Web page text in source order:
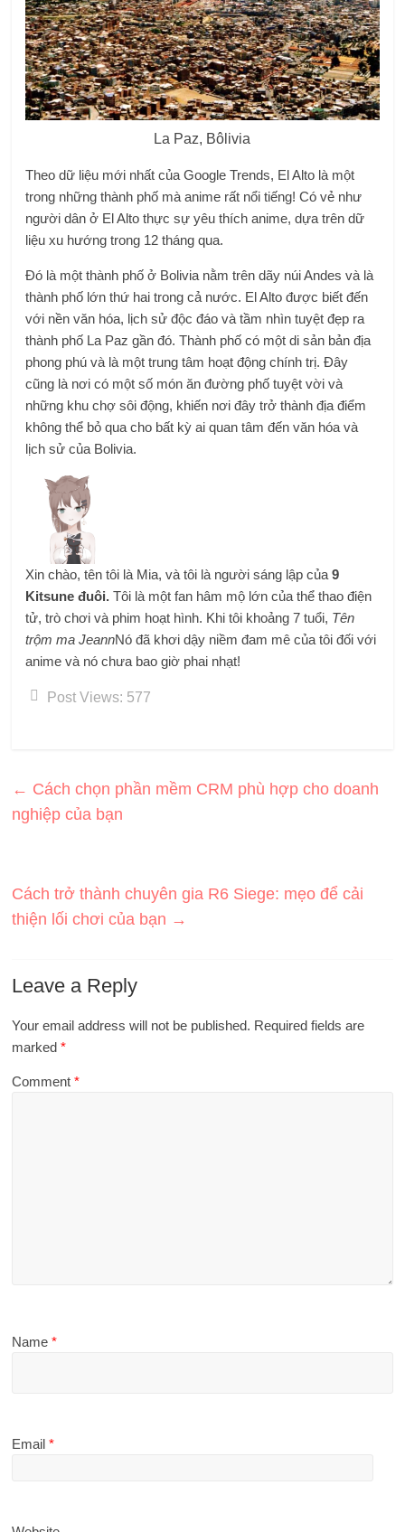
La Paz, Bôlivia
Theo dữ liệu mới nhất của Google Trends, El Alto là một
trong những thành phố mà anime rất nổi tiếng! Có vẻ như
người dân ở El Alto thực sự yêu thích anime, dựa trên dữ
liệu xu hướng trong 12 tháng qua.
Đó là một thành phố ở Bolivia nằm trên dãy núi Andes và là
thành phố lớn thứ hai trong cả nước. El Alto được biết đến
với nền văn hóa, lịch sử độc đáo và tầm nhìn tuyệt đẹp ra
thành phố La Paz gần đó. Thành phố có một di sản bản địa
phong phú và là một trung tâm hoạt động chính trị. Đây
cũng là nơi có một số món ăn đường phố tuyệt vời và
những khu chợ sôi động, khiến nơi đây trở thành địa điểm
không thể bỏ qua cho bất kỳ ai quan tâm đến văn hóa và
lịch sử của Bolivia.
Xin chào, tên tôi là Mia, và tôi là người sáng lập của9
Kitsune đuôi. Tôi là một fan hâm mộ lớn của thể thao điện
tử, trò chơi và phim hoạt hình. Khi tôi khoảng 7 tuổi, Tên
trộm ma JeannNó đã khơi dậy niềm đam mê của tôi đối với
anime và nó chưa bao giờ phai nhạt!
Post Views: 577
← Cách chọn phần mềm CRM phù hợp cho doanh
nghiệp của bạn
Cách trở thành chuyên gia R6 Siege: mẹo để cải
thiện lối chơi của bạn →
Leave a Reply
Your email address will not be published. Required fields are
marked*
Comment*
Name*
Email*